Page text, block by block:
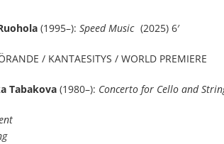
(1995–): Speed Music (2025) 6′
/ KANTAESITYS / WORLD PREMIERE
Tabakova (1980–): Concerto for Cello and